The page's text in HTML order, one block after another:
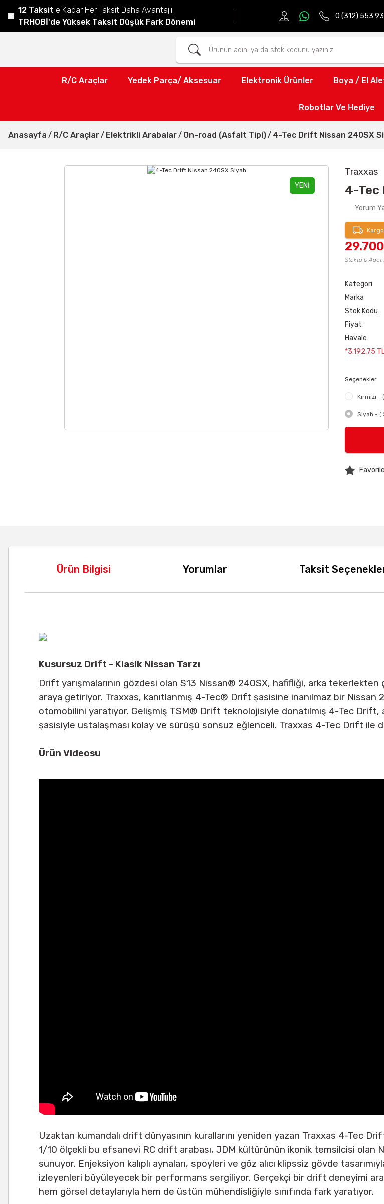
12 Taksit e Kadar Her Taksit Daha Avantajlı.
TRHOBİ'de Yüksek Taksit Düşük Fark Dönemi
0 (312) 553
R/C Araçlar Yedek Parça/ Aksesuar Elektronik Ürünler Boya / El
Robotlar Ve Hediye
Anasayfa R/C Araçlar Elektrikli Arabalar On-road (Asfalt Tipi) 4-Tec Drift Nissan 240SX
YENİ
Traxxas
4-Tec
Yorum
Stokta 0 Adet
Kategori
Marka
Stok Kodu
Fiyat
Havale
*3.192,75
Seçenekler
Kırmızı
Siyah - (
Ürün Bilgisi Yorumlar Taksit
Kusursuz Drift - Klasik Nissan Tarzı
Drift yarışmalarının gözdesi olan S13 Nissan® 240SX, hafifliği, arka tekerlekten
araya getiriyor. Traxxas, kanıtlanmış 4-Tec® Drift şasisine inanılmaz bir
otomobilini yaratıyor. Gelişmiş TSM® Drift teknolojisiyle donatılmış 4-Tec Drift,
şasisiyle ustalaşması kolay ve sürüşü sonsuz eğlenceli. Traxxas 4-Tec Drift ile
Ürün Videosu
Uzaktan kumandalı drift dünyasının kurallarını yeniden yazan Traxxas 4-Tec
1/10 ölçekli bu efsanevi RC drift arabası, JDM kültürünün ikonik temsilcisi olan
sunuyor. Enjeksiyon kalıplı aynaları, spoyleri ve göz alıcı klipssiz gövde
izleyenleri büyüleyecek bir performans sergiliyor. Gerçekçi bir drift deneyimi
hem görsel detaylarıyla hem de üstün mühendisliğiyle sınıfında fark yaratıyor.